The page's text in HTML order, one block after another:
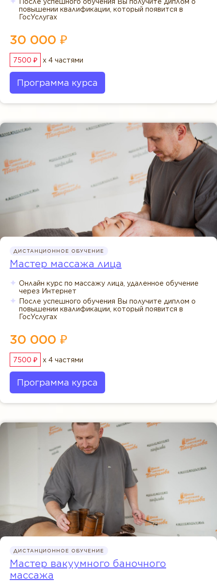
повышении квалификации, который появится в
ГосУслугах
30 000 ₽
7500 ₽ x 4 частями
Программа курса
ДИСТАНЦИОННОЕ ОБУЧЕНИЕ
Мастер массажа лица
Онлайн курс по массажу лица, удаленное обучение
через Интернет
После успешного обучения Вы получите диплом о
повышении квалификации, который появится в
ГосУслугах
30 000 ₽
7500 ₽ x 4 частями
Программа курса
ДИСТАНЦИОННОЕ ОБУЧЕНИЕ
Мастер вакуумного баночного
массажа